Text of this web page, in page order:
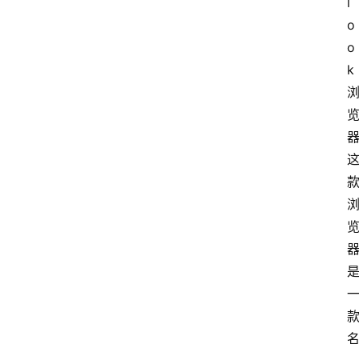
o
o
k
浏
览
器
这
款
浏
览
器
是
一
款
名